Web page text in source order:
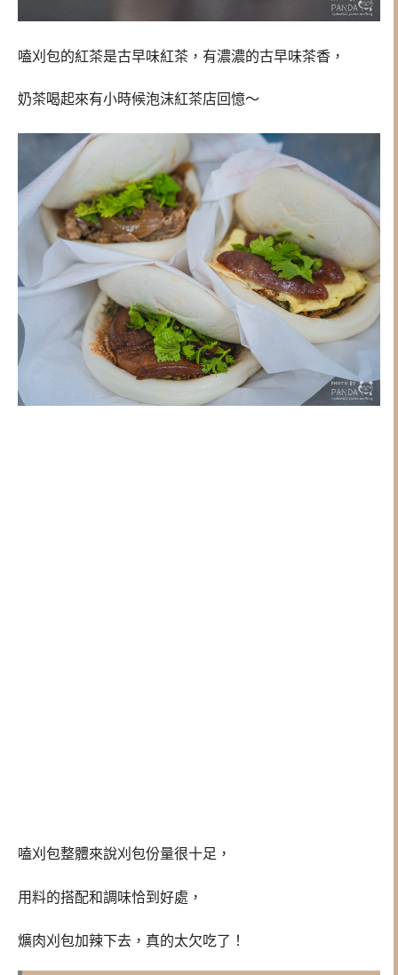
嗑刈包的紅茶是古早味紅茶，有濃濃的古早味茶香，
奶茶喝起來有小時候泡沫紅茶店回憶～
嗑刈包整體來說刈包份量很十足，
用料的搭配和調味恰到好處，
爌肉刈包加辣下去，真的太欠吃了！